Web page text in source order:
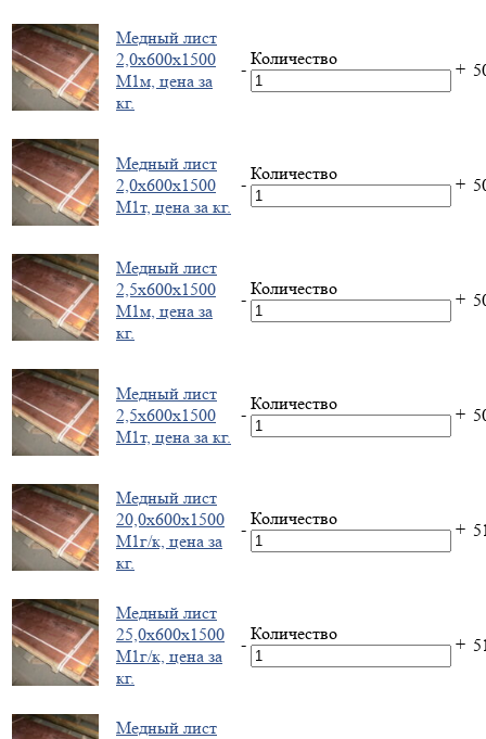
Медный лист
2,0х600х1500
М1м, цена за
кг.
-
Количество
+
Медный лист
2,0х600х1500
М1т, цена за кг.
-
Количество
+
Медный лист
2,5х600х1500
М1м, цена за
кг.
-
Количество
+
Медный лист
2,5х600х1500
М1т, цена за кг.
-
Количество
+
Медный лист
20,0х600х1500
М1г/к, цена за
кг.
-
Количество
+
Медный лист
25,0х600х1500
М1г/к, цена за
кг.
-
Количество
+
Медный лист